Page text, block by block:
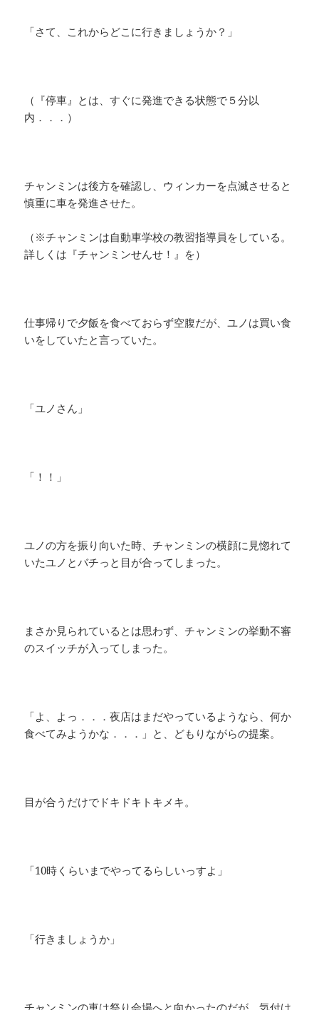
「さて、これからどこに行きましょうか？」
（『停車』とは、すぐに発進できる状態で５分以
内．．．）
チャンミンは後方を確認し、ウィンカーを点滅させると
慎重に車を発進させた。
（※チャンミンは自動車学校の教習指導員をしている。
詳しくは『チャンミンせんせ！』を）
仕事帰りで夕飯を食べておらず空腹だが、ユノは買い食
いをしていたと言っていた。
「ユノさん」
「！！」
ユノの方を振り向いた時、チャンミンの横顔に見惚れて
いたユノとバチっと目が合ってしまった。
まさか見られているとは思わず、チャンミンの挙動不審
のスイッチが入ってしまった。
「よ、よっ．．．夜店はまだやっているようなら、何か
食べてみようかな．．．」と、どもりながらの提案。
目が合うだけでドキドキトキメキ。
「10時くらいまでやってるらしいっすよ」
「行きましょうか」